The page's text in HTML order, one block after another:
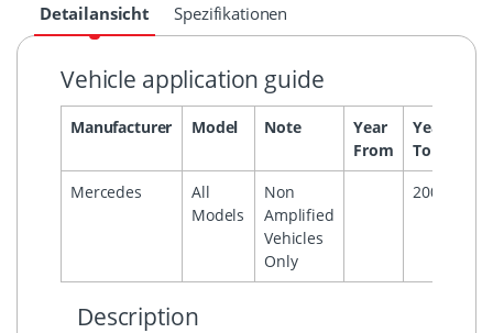
Detailansicht Spezifikationen
Vehicle application guide
Manufacturer Model Note
Year
From
Year
To
Mercedes
All
Models
Non
Amplified
Vehicles
Only
2002
Description